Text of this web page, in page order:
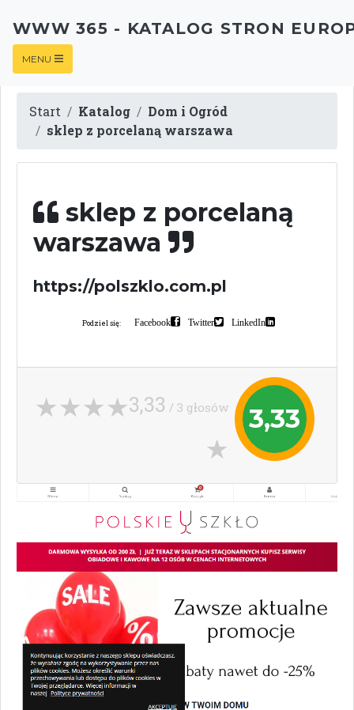
WWW 365 - KATALOG STRON
MENU
Start Katalog
Dom i Ogród
sklep z porcelaną warszawa
sklep z porcelaną
warszawa
https://polszklo.com.pl
Podziel się: Facebook Twitter LinkedIn
3,33
3,33 / 3 głosów